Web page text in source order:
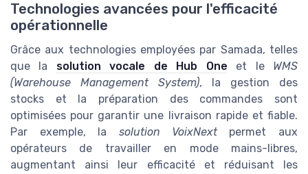
Technologies avancées pour l'efficacité
opérationnelle
Grâce aux technologies employées par Samada, telles
que la solution vocale de Hub One et le WMS
(Warehouse Management System), la gestion des
stocks et la préparation des commandes sont
optimisées pour garantir une livraison rapide et fiable.
Par exemple, la solution VoixNextpermet aux
opérateurs de travailler en mode mains-libres,
augmentant ainsi leur efficacité et réduisant les